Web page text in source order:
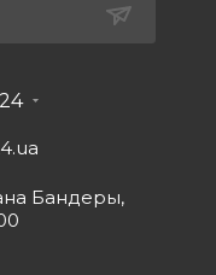
Бандеры,